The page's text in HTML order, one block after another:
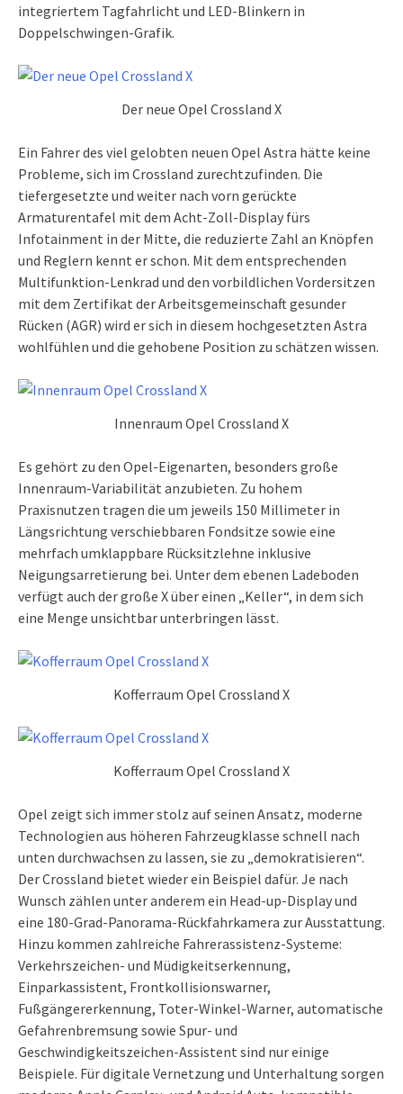
integriertem Tagfahrlicht und LED-Blinkern in
Doppelschwingen-Grafik.
Der neue Opel Crossland X
Ein Fahrer des viel gelobten neuen Opel Astra hätte keine
Probleme, sich im Crossland zurechtzufinden. Die
tiefergesetzte und weiter nach vorn gerückte
Armaturentafel mit dem Acht-Zoll-Display fürs
Infotainment in der Mitte, die reduzierte Zahl an Knöpfen
und Reglern kennt er schon. Mit dem entsprechenden
Multifunktion-Lenkrad und den vorbildlichen Vordersitzen
mit dem Zertifikat der Arbeitsgemeinschaft gesunder
Rücken (AGR) wird er sich in diesem hochgesetzten Astra
wohlfühlen und die gehobene Position zu schätzen wissen.
Innenraum Opel Crossland X
Es gehört zu den Opel-Eigenarten, besonders große
Innenraum-Variabilität anzubieten. Zu hohem
Praxisnutzen tragen die um jeweils 150 Millimeter in
Längsrichtung verschiebbaren Fondsitze sowie eine
mehrfach umklappbare Rücksitzlehne inklusive
Neigungsarretierung bei. Unter dem ebenen Ladeboden
verfügt auch der große X über einen „Keller“, in dem sich
eine Menge unsichtbar unterbringen lässt.
Kofferraum Opel Crossland X
Kofferraum Opel Crossland X
Opel zeigt sich immer stolz auf seinen Ansatz, moderne
Technologien aus höheren Fahrzeugklasse schnell nach
unten durchwachsen zu lassen, sie zu „demokratisieren“.
Der Crossland bietet wieder ein Beispiel dafür. Je nach
Wunsch zählen unter anderem ein Head-up-Display und
eine 180-Grad-Panorama-Rückfahrkamera zur Ausstattung.
Hinzu kommen zahlreiche Fahrerassistenz-Systeme:
Verkehrszeichen- und Müdigkeitserkennung,
Einparkassistent, Frontkollisionswarner,
Fußgängererkennung, Toter-Winkel-Warner, automatische
Gefahrenbremsung sowie Spur- und
Geschwindigkeitszeichen-Assistent sind nur einige
Beispiele. Für digitale Vernetzung und Unterhaltung sorgen